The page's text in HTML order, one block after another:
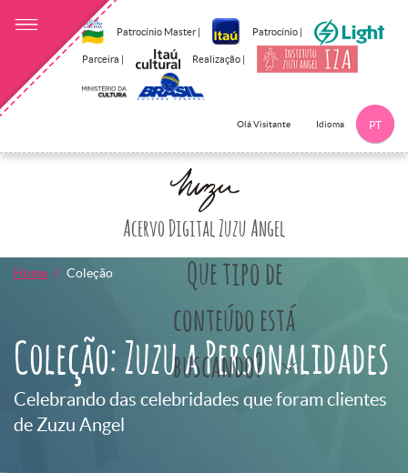
Patrocínio Master | Patrocínio |
Parceira | Realização |
Olá Visitante Idioma PT
Acervo Digital Zuzu Angel
Que tipo de
conteúdo está
buscando?
Home Coleção
Coleção: Zuzu a Personalidades
Celebrando das celebridades que foram clientes
de Zuzu Angel